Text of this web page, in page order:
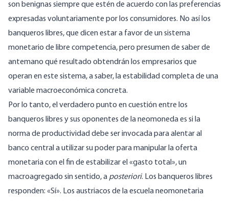
son benignas siempre que estén de acuerdo con las preferencias
expresadas voluntariamente por los consumidores. No así los
banqueros libres, que dicen estar a favor de un sistema
monetario de libre competencia, pero presumen de saber de
antemano qué resultado obtendrán los empresarios que
operan en este sistema, a saber, la estabilidad completa de una
variable macroeconómica concreta.
Por lo tanto, el verdadero punto en cuestión entre los
banqueros libres y sus oponentes de la neomoneda es si la
norma de productividad debe ser invocada para alentar al
banco central a utilizar su poder para manipular la oferta
monetaria con el fin de estabilizar el «gasto total», un
macroagregado sin sentido, a posteriori. Los banqueros libres
responden: «Sí». Los austriacos de la escuela neomonetaria